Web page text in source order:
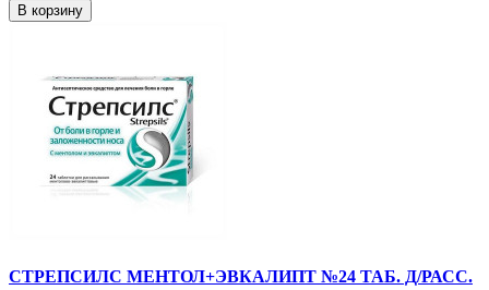
В корзину
СТРЕПСИЛС МЕНТОЛ+ЭВКАЛИПТ №24 ТАБ. Д/РАСС.